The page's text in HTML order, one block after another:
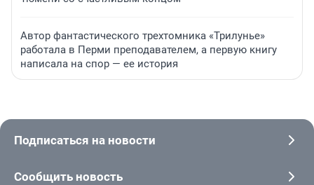
Автор фантастического трехтомника «Трилунье»
работала в Перми преподавателем, а первую книгу
написала на спор — ее история
Подписаться на новости
Сообщить новость